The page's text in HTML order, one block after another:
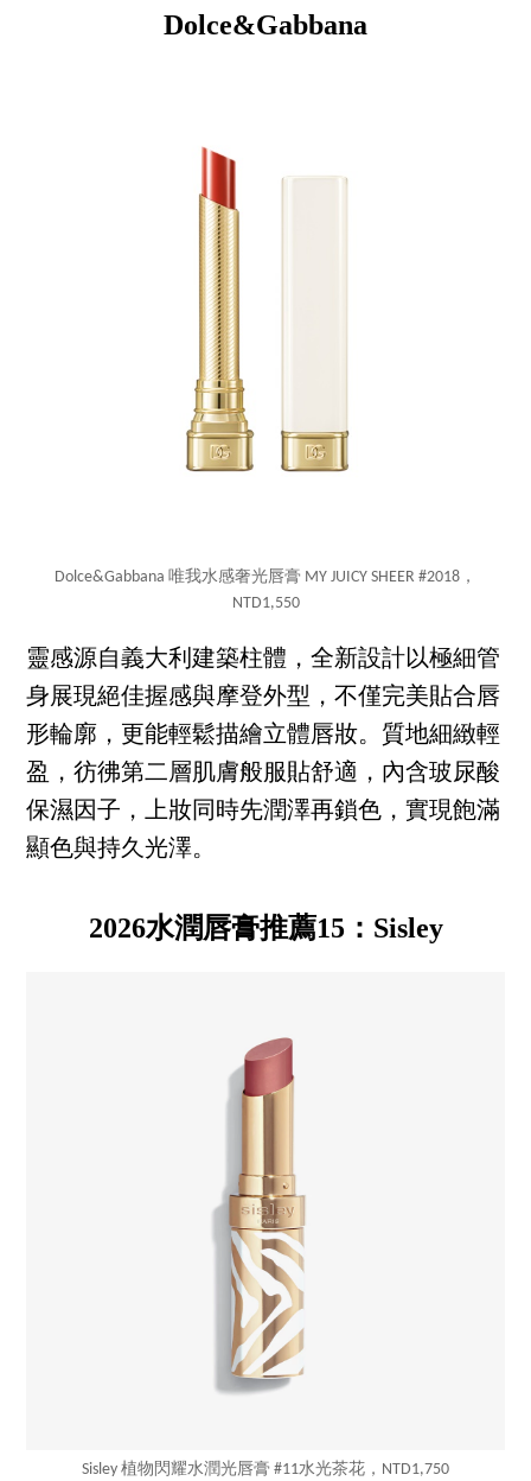
Dolce&Gabbana
Dolce&Gabbana 唯我水感奢光唇膏 MY JUICY SHEER #2018，
NTD1,550
靈感源自義大利建築柱體，全新設計以極細管
身展現絕佳握感與摩登外型，不僅完美貼合唇
形輪廓，更能輕鬆描繪立體唇妝。質地細緻輕
盈，彷彿第二層肌膚般服貼舒適，內含玻尿酸
保濕因子，上妝同時先潤澤再鎖色，實現飽滿
顯色與持久光澤。
2026水潤唇膏推薦15：Sisley
Sisley 植物閃耀水潤光唇膏 #11水光茶花，NTD1,750